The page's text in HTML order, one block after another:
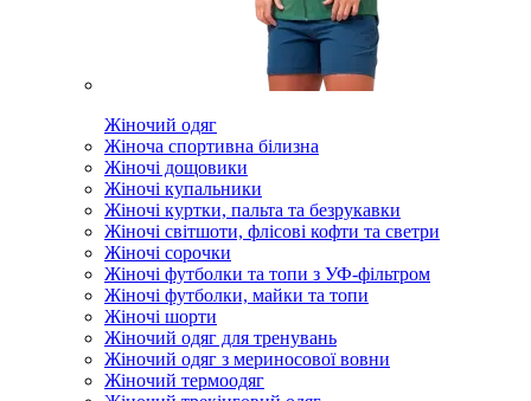
Жіночий одяг
Жіноча спортивна білизна
Жіночі дощовики
Жіночі купальники
Жіночі куртки, пальта та безрукавки
Жіночі світшоти, флісові кофти та светри
Жіночі сорочки
Жіночі футболки та топи з УФ-фільтром
Жіночі футболки, майки та топи
Жіночі шорти
Жіночий одяг для тренувань
Жіночий одяг з мериносової вовни
Жіночий термоодяг